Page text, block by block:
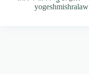
yogeshmishralaw